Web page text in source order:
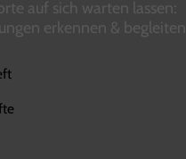
auf sich warten lassen:
erkennen & begleiten